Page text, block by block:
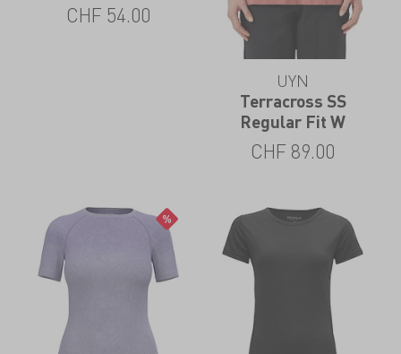
CHF 54.00
UYN
Terracross SS
Regular Fit W
CHF 89.00